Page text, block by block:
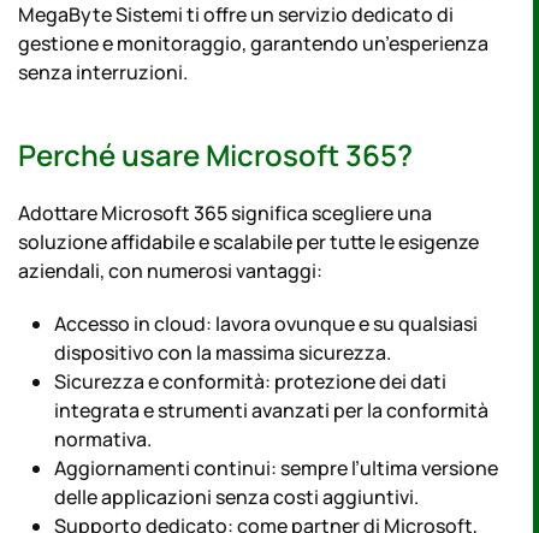
MegaByte Sistemi ti offre un servizio dedicato di
gestione e monitoraggio, garantendo un’esperienza
senza interruzioni.
Perché usare Microsoft 365?
Adottare Microsoft 365 significa scegliere una
soluzione affidabile e scalabile per tutte le esigenze
aziendali, con numerosi vantaggi:
Accesso in cloud: lavora ovunque e su qualsiasi
dispositivo con la massima sicurezza.
Sicurezza e conformità: protezione dei dati
integrata e strumenti avanzati per la conformità
normativa.
Aggiornamenti continui: sempre l’ultima versione
delle applicazioni senza costi aggiuntivi.
Supporto dedicato: come partner di Microsoft,